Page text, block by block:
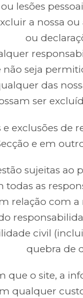
lesões
a nossa
ou
seja
das
ser
exclusões de
e em
sujeitas ao
todas as
relação com
civil
quebra de
que o site, a
qualquer